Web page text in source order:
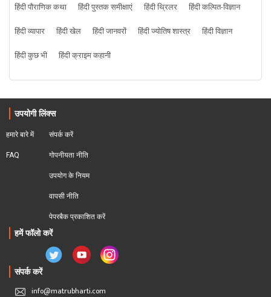
हिंदी पौराणिक कथा
हिंदी पुस्तक समीक्षाएं हिंदी थ्रिलर
हिंदी कल्पित-विज्ञान
हिंदी व्यापार
हिंदी खेल हिंदी जानवरों हिंदी ज्योतिष शास्त्र
हिंदी विज्ञान
हिंदी कुछ भी
हिंदी क्राइम कहानी
उपयोगी लिंक्स
हमारे बारे में
FAQ
संपर्क करें
गोपनीयता नीति
उपयोग के नियम
वापसी नीति
पेपरबैक प्रकाशित करें
हमें फॉलो करें
संपर्क करें
info@matrubharti.com